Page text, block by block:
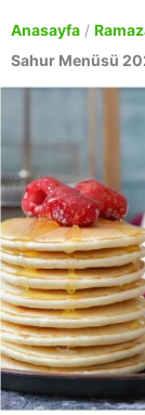
Anasayfa /
Sahur Menüsü